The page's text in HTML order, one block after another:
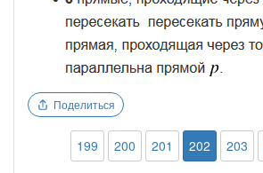
Поделиться
199 200 201 202 203